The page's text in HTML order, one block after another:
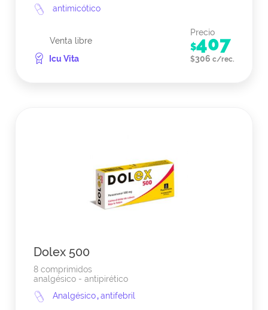
antimicótico
Venta libre
Icu Vita
Precio
$407
$306 c/rec.
Dolex 500
8 comprimidos
analgésico - antipirético
Analgésico,antifebril